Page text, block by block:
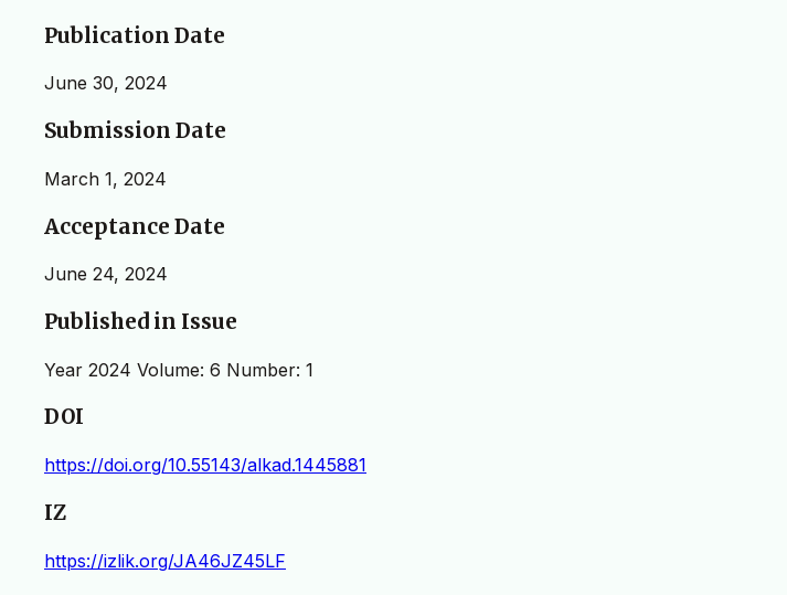
Publication Date
June 30, 2024
Submission Date
March 1, 2024
Acceptance Date
June 24, 2024
Published in Issue
Year 2024 Volume: 6 Number: 1
DOI
https://doi.org/10.55143/alkad.1445881
IZ
https://izlik.org/JA46JZ45LF